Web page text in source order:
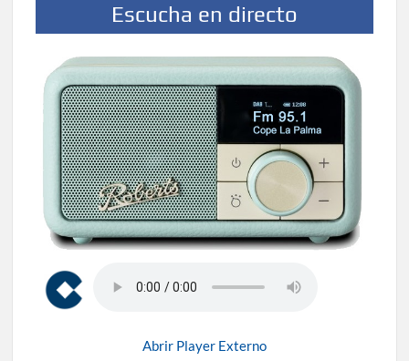
Escucha en directo
Abrir Player Externo